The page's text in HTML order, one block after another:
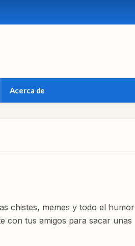
Acerca de
chistes, memes y todo el humor
con tus amigos para sacar unas